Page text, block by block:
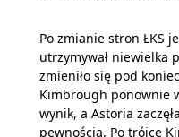
Po zmianie stron ŁKS
utrzymywał niewielką
zmieniło się pod
Kimbrough ponownie
wynik, a Astoria
pewnością. Po trójce